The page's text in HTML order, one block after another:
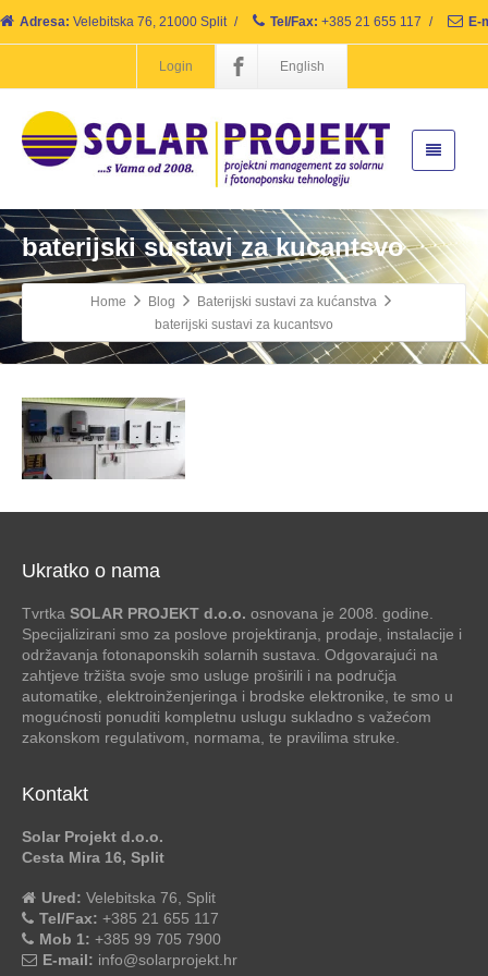
Adresa: Velebitska 76, 21000 Split / Tel/Fax: +385 21 655 117 / E-
Login English
baterijski sustavi za kucantsvo
Home Blog
Baterijski sustavi za kućanstva
baterijski sustavi za kucantsvo
Ukratko o nama
Tvrtka SOLAR PROJEKT d.o.o. osnovana je 2008. godine.
Specijalizirani smo za poslove projektiranja, prodaje, instalacije i
održavanja fotonaponskih solarnih sustava. Odgovarajući na
zahtjeve tržišta svoje smo usluge proširili i na područja
automatike, elektroinženjeringa i brodske elektronike, te smo u
mogućnosti ponuditi kompletnu uslugu sukladno s važećom
zakonskom regulativom, normama, te pravilima struke.
Kontakt
Solar Projekt d.o.o.
Cesta Mira 16, Split
Ured: Velebitska 76, Split
Tel/Fax: +385 21 655 117
Mob 1: +385 99 705 7900
E-mail: info@solarprojekt.hr